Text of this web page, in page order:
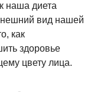
наша диета
вид нашей
как
здоровье
цвету лица.